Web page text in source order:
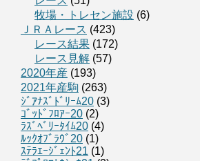
牧場・トレセン施設 (6)
ＪＲＡレース (423)
レース結果 (172)
レース見解 (57)
2020年産 (193)
2021年産駒 (263)
ｼﾞｱﾅｽﾞﾄﾞﾘｰﾑ20 (3)
ｺﾞｯﾄﾞﾌﾛｱｰ20 (2)
ﾗｽﾞﾍﾞﾘｰﾀｲﾑ20 (4)
ﾙｯｸｵﾌﾞﾗｳﾞ20 (1)
ｽﾃﾗｴｰｼﾞｪﾝﾄ21 (1)